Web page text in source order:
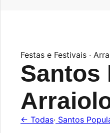
Festas e Festivais ·
Santos
← Todas· Santos